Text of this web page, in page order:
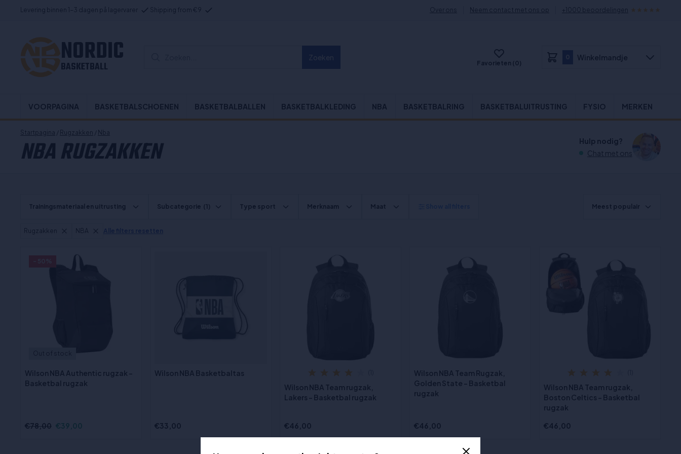
Levering binnen 1-3 dagen på lagervarer Shipping from €9 Over ons Neem contact met ons op +1000 beoordelingen
NORDIC
BASKETBALL Favorieten (0)
Winkelmandje
VOORPAGINA BASKETBALSCHOENEN BASKETBALBALLEN BASKETBALKLEDING NBA BASKETBALRING BASKETBALUITRUSTING FYSIO MERKEN
Startpagina / Rugzakken / Nba
NBA RUGZAKKEN
Hulp nodig?
Chat met ons
Wilson NBA Authentic rugzak -
Basketbal rugzak
€78,00 €39,00
Wilson NBA Basketbaltas
€33,00
Wilson NBA Team rugzak,
Lakers - Basketbal rugzak
€46,00
Wilson NBA Team Rugzak,
Golden State - Basketbal
rugzak
€46,00
Wilson NBA Team rugzak,
Boston Celtics - Basketbal
rugzak
€46,00
Trainingsmateriaal en uitrusting Subcategorie (1) Type sport Merknaam Maat Meest populair
Rugzakken NBA